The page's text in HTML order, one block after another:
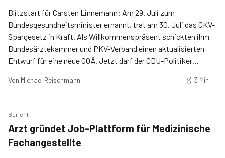
Blitzstart für Carsten Linnemann: Am 29. Juli zum
Bundesgesundheitsminister ernannt, trat am 30. Juli das GKV-
Spargesetz in Kraft. Als Willkommenspräsent schickten ihm
Bundesärztekammer und PKV-Verband einen aktualisierten
Entwurf für eine neue GOÄ. Jetzt darf der CDU-Politiker
Von Michael Reischmann 3 Min
Bericht
Arzt gründet Job-Plattform für Medizinische
Fachangestellte